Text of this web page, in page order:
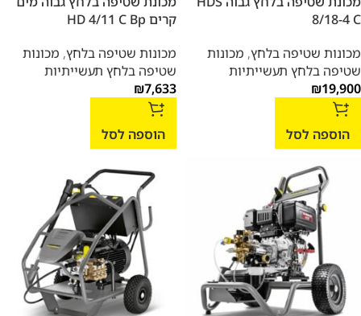
8/18-4 C
מכונות שטיפה בלחץ, מכונות
שטיפה בלחץ תעשייתיות
₪19,900
הוספה לסל
קרים HD 4/11 C Bp
מכונות שטיפה בלחץ, מכונות
שטיפה בלחץ תעשייתיות
₪7,633
הוספה לסל